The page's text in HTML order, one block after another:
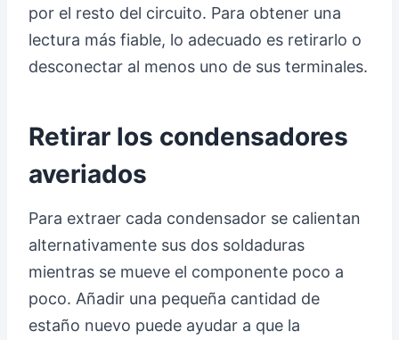
por el resto del circuito. Para obtener una
lectura más fiable, lo adecuado es retirarlo o
desconectar al menos uno de sus terminales.
Retirar los condensadores
averiados
Para extraer cada condensador se calientan
alternativamente sus dos soldaduras
mientras se mueve el componente poco a
poco. Añadir una pequeña cantidad de
estaño nuevo puede ayudar a que la